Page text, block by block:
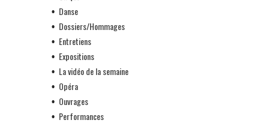
Danse
Dossiers/Hommages
Entretiens
Expositions
La vidéo de la semaine
Opéra
Ouvrages
Performances